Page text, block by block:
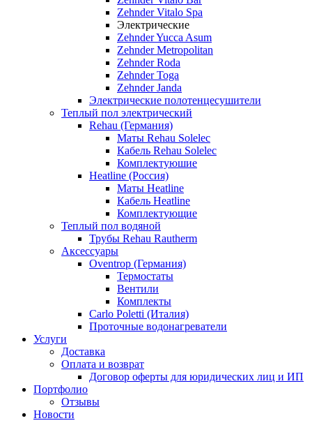
Zehnder Vitalo Spa
Электрические
Zehnder Yucca Asum
Zehnder Metropolitan
Zehnder Roda
Zehnder Toga
Zehnder Janda
Электрические полотенцесушители
Теплый пол электрический
Rehau (Германия)
Маты Rehau Solelec
Кабель Rehau Solelec
Комплектуюшие
Heatline (Россия)
Маты Heatline
Кабель Heatline
Комплектующие
Теплый пол водяной
Трубы Rehau Rautherm
Аксессуары
Oventrop (Германия)
Термостаты
Вентили
Комплекты
Carlo Poletti (Италия)
Проточные водонагреватели
Услуги
Доставка
Оплата и возврат
Договор оферты для юридических лиц и ИП
Портфолио
Отзывы
Новости